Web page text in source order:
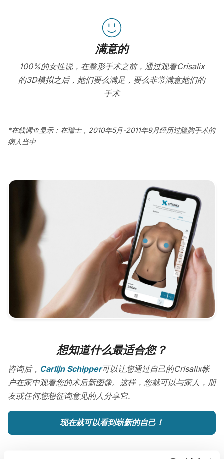
满意的
100%的女性说，在整形手术之前，通过观看Crisalix
的3D模拟之后，她们要么满足，要么非常满意她们的
手术
*在线调查显示：在瑞士，2010年5月-2011年9月经历过隆胸手术的
病人当中
想知道什么最适合您？
咨询后， Carlijn Schipper可以让您通过自己的Crisalix帐
户在家中观看您的术后新图像。这样，您就可以与家人，朋
友或任何您想征询意见的人分享它.
现在就可以看到崭新的自己！